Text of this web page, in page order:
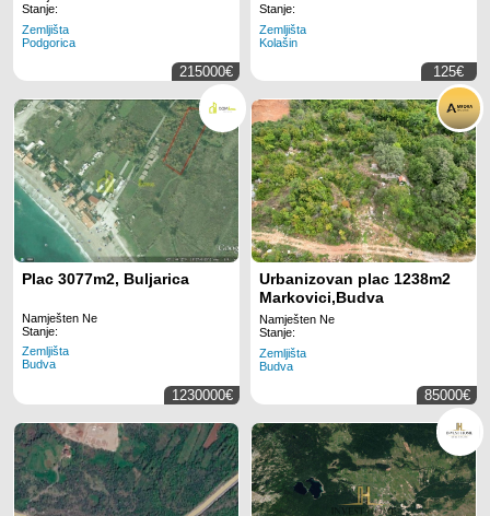
Stanje:
Zemljišta
Podgorica
215000€
Stanje:
Zemljišta
Kolašin
125€
Plac 3077m2, Buljarica
Namješten Ne
Stanje:
Zemljišta
Budva
1230000€
Urbanizovan plac 1238m2
Markovici,Budva
Namješten Ne
Stanje:
Zemljišta
Budva
85000€